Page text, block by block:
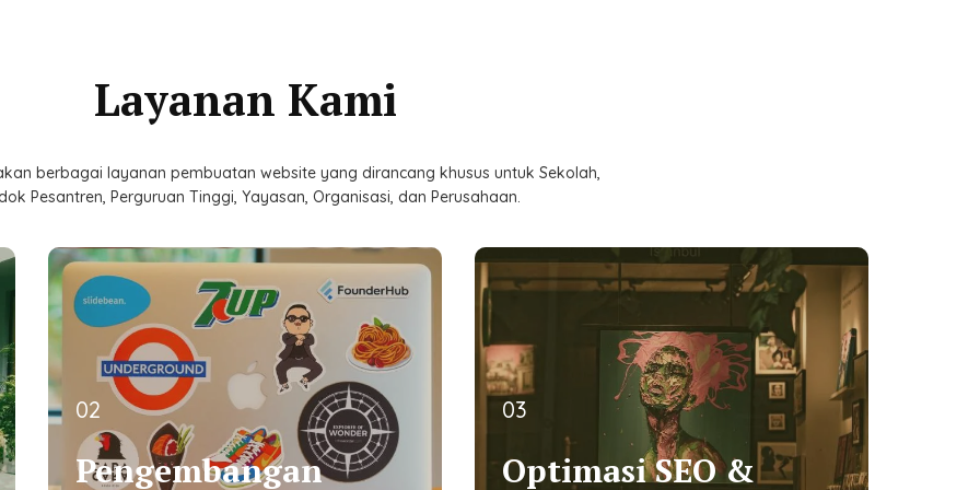
Layanan Kami
berbagai layanan pembuatan website yang dirancang khusus untuk Sekolah,
Pesantren, Perguruan Tinggi, Yayasan, Organisasi, dan Perusahaan.
02
Pengembangan
02
Pengembangan
03
Optimasi SEO &
03
Optimasi SEO &